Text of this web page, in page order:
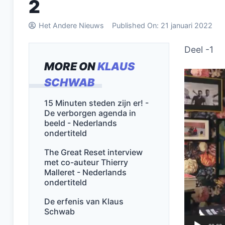
2
Het Andere Nieuws Published On: 21 januari 2022
MORE ONKLAUS
SCHWAB
15 Minuten steden zijn er! -
De verborgen agenda in
beeld - Nederlands
ondertiteld
The Great Reset interview
met co-auteur Thierry
Malleret - Nederlands
ondertiteld
De erfenis van Klaus
Schwab
Deel -1